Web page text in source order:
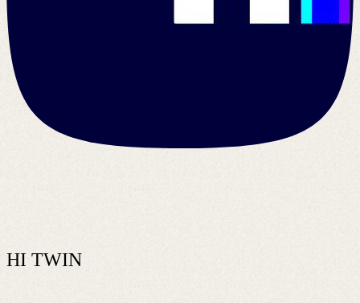
HI TWIN